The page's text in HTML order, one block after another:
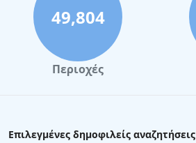
49,804
Περιοχές
Επιλεγμένες δημοφιλείς αναζητήσεις